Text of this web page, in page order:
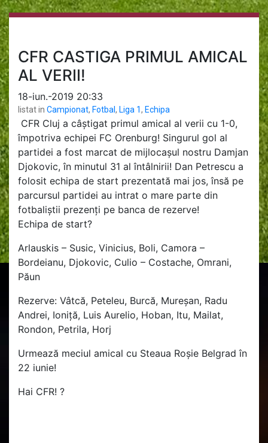
CFR CASTIGA PRIMUL AMICAL
AL VERII!
18-iun.-2019 20:33
listat in Campionat, Fotbal, Liga 1, Echipa
CFR Cluj a câștigat primul amical al verii cu 1-0,
împotriva echipei FC Orenburg! Singurul gol al
partidei a fost marcat de mijlocașul nostru Damjan
Djokovic, în minutul 31 al întâlnirii! Dan Petrescu a
folosit echipa de start prezentată mai jos, însă pe
parcursul partidei au intrat o mare parte din
fotbaliștii prezenți pe banca de rezerve!
Echipa de start?
Arlauskis – Susic, Vinicius, Boli, Camora –
Bordeianu, Djokovic, Culio – Costache, Omrani,
Păun
Rezerve: Vâtcă, Peteleu, Burcă, Mureșan, Radu
Andrei, Ioniță, Luis Aurelio, Hoban, Itu, Mailat,
Rondon, Petrila, Horj
Urmează meciul amical cu Steaua Roșie Belgrad în
22 iunie!
Hai CFR! ?